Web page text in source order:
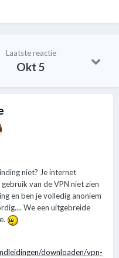
Laatste reactie
Okt 5
niet? Je internet
van de VPN niet zien
en ben je volledig anoniem
We een uitgebreide
downloaden/vpn-